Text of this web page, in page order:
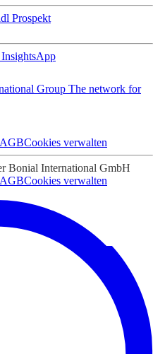
Prospekt
App
Group The network for
AGBCookies verwalten
Bonial International GmbH
AGBCookies verwalten